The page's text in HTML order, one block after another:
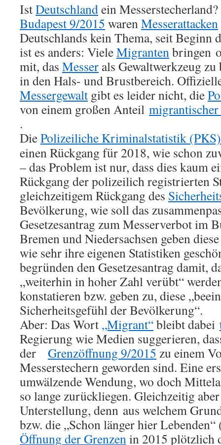
IstDeutschlandein
Budapest 9/2015 warenMesserattacken
Deutschlands kein Thema, seit Beginn
ist es anders: VieleMigrantenbringen
mit, das Messer als Gewaltwerkzeug
in den Hals- und Brustbereich.
Messergewalt gibt es leider nicht, die
von einem großen Anteil migrantischer
.
DiePolizeiliche Kriminalstatistik (PKS)
einen Rückgang für 2018, wie schon
– das Problem ist nur, dass dies kaum
Rückgang der polizeilich registrierten
gleichzeitigem Rückgang des
Bevölkerung, wie soll das
Gesetzesantrag zum Messerverbot im
Bremen und Niedersachsen geben
wie sehr ihre eigenen Statistiken
begründen den Gesetzesantrag damit,
„weiterhin in hoher Zahl verübt“
konstatieren bzw. geben zu, diese
Sicherheitsgefühl der Bevölkerung“.
Aber: Das Wort „Migrant“bleibt dabei
Regierung wie Medien suggerieren,
der Grenzöffnung 9/2015 zu einem
Messerstechern geworden sind. Eine
umwälzende Wendung, wo doch
so lange zurückliegen. Gleichzeitig
Unterstellung, denn aus welchem
bzw. die „Schon länger hier
Öffnung der Grenzenin 2015 plötzlich